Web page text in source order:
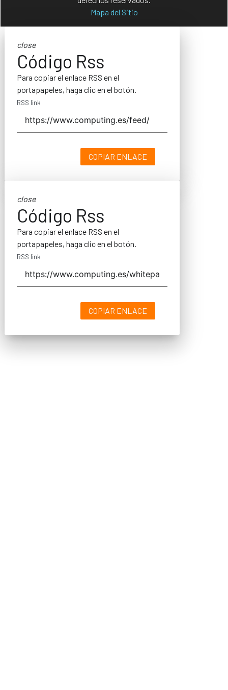
Mapa del Sitio
close
Código Rss
Para copiar el enlace RSS en el
portapapeles, haga clic en el botón.
RSS link
COPIAR ENLACE
close
Código Rss
Para copiar el enlace RSS en el
portapapeles, haga clic en el botón.
RSS link
COPIAR ENLACE